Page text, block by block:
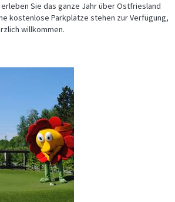
Sie das ganze Jahr über Ostfriesland
kostenlose Parkplätze stehen zur Verfügung,
willkommen.